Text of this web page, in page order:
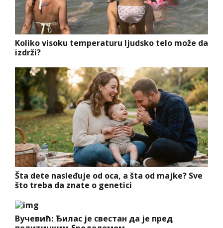
Koliko visoku temperaturu ljudsko telo može da
izdrži?
Šta dete nasleđuje od oca, a šta od majke? Sve
što treba da znate o genetici
Вучевић: Ђилас је свестан да је пред